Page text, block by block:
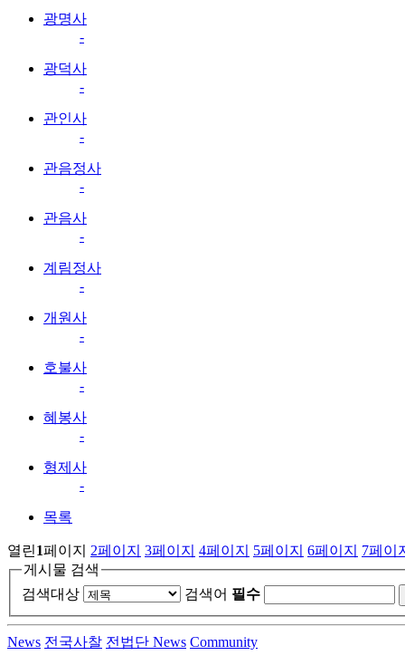
광명사
-
광덕사
-
관인사
-
관음정사
-
관음사
-
계림정사
-
개원사
-
호불사
-
혜봉사
-
형제사
-
목록
열린1페이지 2페이지 3페이지 4페이지 5페이지 6페이지 7페이
게시물 검색
검색대상
검색어 필수
News 전국사찰 전법단 News Community